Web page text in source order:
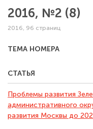
2016, №2 (8)
2016, 96 страниц
ТЕМА НОМЕРА
СТАТЬЯ
Проблемы развития
административного
развития Москвы до